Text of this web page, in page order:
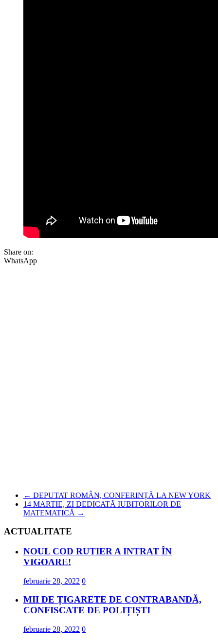
Share on:
WhatsApp
← DEPUTAT ROMÂN, CONFERINȚĂ LA NEW YORK
14 MARTIE, ZI DEDICATĂ IUBITORILOR DE
MATEMATICĂ →
ACTUALITATE
NOUL COD RUTIER A INTRAT ÎN
VIGOARE!
februarie 28, 2022 0
MII DE ȚIGARETE DE CONTRABANDĂ,
CONFISCATE DE POLIȚIȘTI
februarie 28, 2022 0